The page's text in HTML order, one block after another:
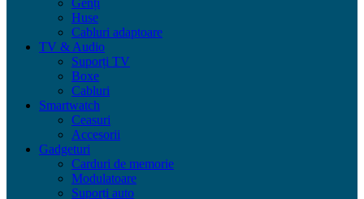
Genți
Huse
Cabluri adaptoare
TV & Audio
Suporți TV
Boxe
Cabluri
Smartwatch
Ceasuri
Accesorii
Gadgeturi
Carduri de memorie
Modulatoare
Suporți auto